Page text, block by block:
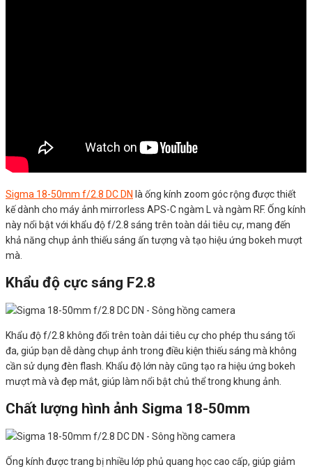
Sigma 18-50mm f/2.8 DC DN là ống kính zoom góc rộng được thiết
kế dành cho máy ảnh mirrorless APS-C ngàm L và ngàm RF. Ống kính
này nổi bật với khẩu độ f/2.8 sáng trên toàn dải tiêu cự, mang đến
khả năng chụp ảnh thiếu sáng ấn tượng và tạo hiệu ứng bokeh mượt
mà.
Khẩu độ cực sáng F2.8
Khẩu độ f/2.8 không đổi trên toàn dải tiêu cự cho phép thu sáng tối
đa, giúp bạn dễ dàng chụp ảnh trong điều kiện thiếu sáng mà không
cần sử dụng đèn flash. Khẩu độ lớn này cũng tạo ra hiệu ứng bokeh
mượt mà và đẹp mắt, giúp làm nổi bật chủ thể trong khung ảnh.
Chất lượng hình ảnh Sigma 18-50mm
Ống kính được trang bị nhiều lớp phủ quang học cao cấp, giúp giảm